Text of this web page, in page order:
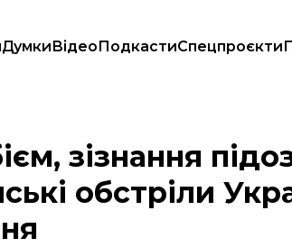
ДумкиВідеоПодкастиСпецпроєкти
та російські обстріли України: головне за 2
зізнання
обстріли